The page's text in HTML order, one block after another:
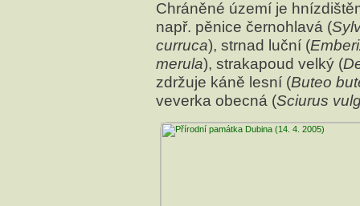
Chráněné území je
např. pěnice černohlavá (
curruca), strnad luční (
merula), strakapoud velký (
zdržuje káně lesní (Buteo
veverka obecná (Sciurus